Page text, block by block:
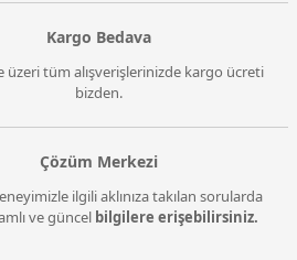
Kargo Bedava
üzeri tüm alışverişlerinizde kargo ücreti
bizden.
Çözüm Merkezi
ilgili aklınıza takılan sorularda
ve güncel bilgilere erişebilirsiniz.